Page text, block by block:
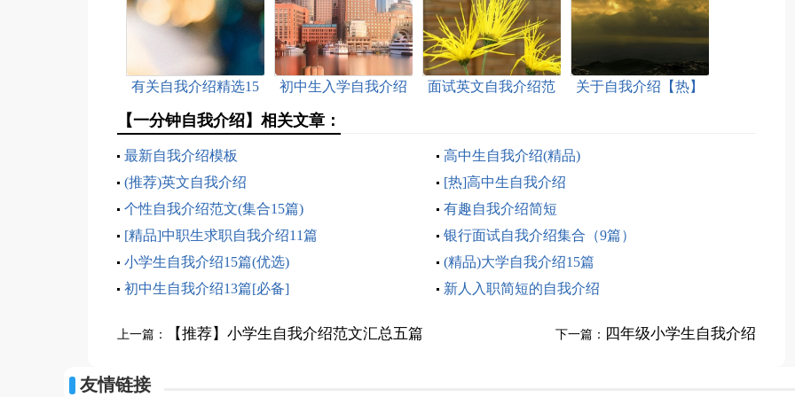
有关自我介绍精选15
初中生入学自我介绍
面试英文自我介绍范
关于自我介绍【热】
【一分钟自我介绍】相关文章：
最新自我介绍模板
高中生自我介绍(精品)
(推荐)英文自我介绍
[热]高中生自我介绍
个性自我介绍范文(集合15篇)
有趣自我介绍简短
[精品]中职生求职自我介绍11篇
银行面试自我介绍集合（9篇）
小学生自我介绍15篇(优选)
(精品)大学自我介绍15篇
初中生自我介绍13篇[必备]
新人入职简短的自我介绍
上一篇： 【推荐】小学生自我介绍范文汇总五篇 下一篇： 四年级小学生自我介绍
友情链接